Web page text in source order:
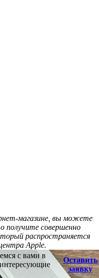
магазине, вы можете
получите совершенно
распространяется
Apple.
с вами в
Оставить
заявку